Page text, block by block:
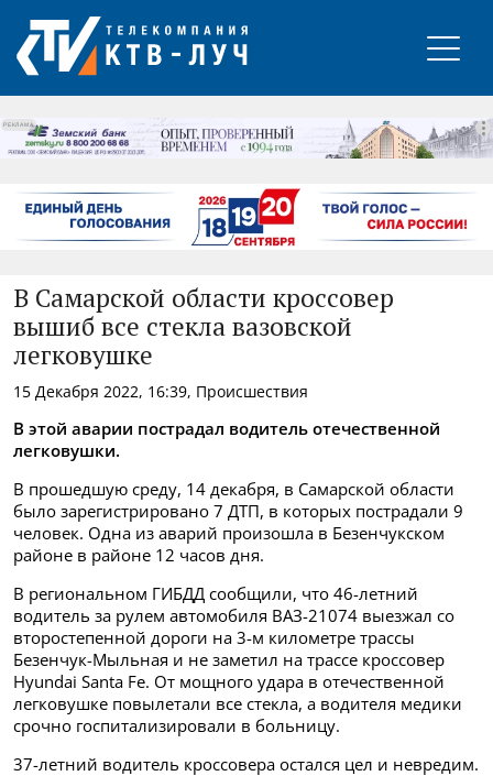
РЕКЛАМА
В Самарской области кроссовер
вышиб все стекла вазовской
легковушке
15 Декабря 2022, 16:39, Происшествия
В этой аварии пострадал водитель отечественной
легковушки.
В прошедшую среду, 14 декабря, в Самарской области
было зарегистрировано 7 ДТП, в которых пострадали 9
человек. Одна из аварий произошла в Безенчукском
районе в районе 12 часов дня.
В региональном ГИБДД сообщили, что 46-летний
водитель за рулем автомобиля ВАЗ-21074 выезжал со
второстепенной дороги на 3-м километре трассы
Безенчук-Мыльная и не заметил на трассе кроссовер
Hyundai Santa Fe. От мощного удара в отечественной
легковушке повылетали все стекла, а водителя медики
срочно госпитализировали в больницу.
37-летний водитель кроссовера остался цел и невредим.